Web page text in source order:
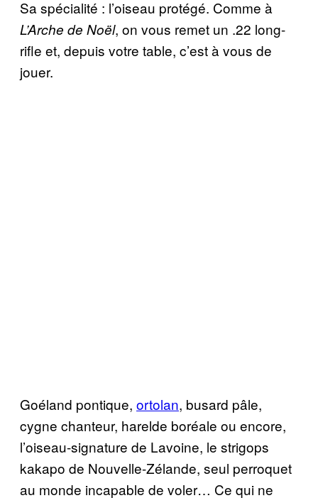
Sa spécialité : l’oiseau protégé. Comme à
L’Arche de Noël, on vous remet un .22 long-
rifle et, depuis votre table, c’est à vous de
jouer.
Goéland pontique, ortolan, busard pâle,
cygne chanteur, harelde boréale ou encore,
l’oiseau-signature de Lavoine, le strigops
kakapo de Nouvelle-Zélande, seul perroquet
au monde incapable de voler… Ce qui ne